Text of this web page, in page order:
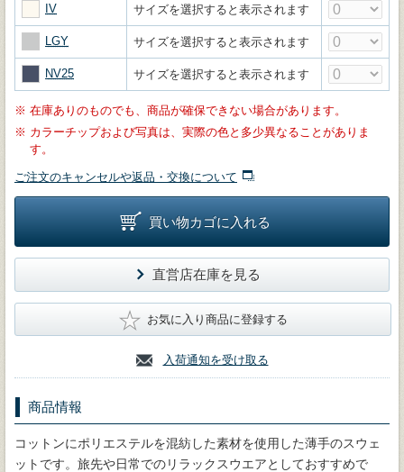
IV サイズを選択すると表示されます
LGY サイズを選択すると表示されます
NV25 サイズを選択すると表示されます
※ 在庫ありのものでも、商品が確保できない場合があります。
※ カラーチップおよび写真は、実際の色と多少異なることがありま
す。
ご注文のキャンセルや返品・交換について
買い物カゴに入れる
直営店在庫を見る
★ お気に入り商品に登録する
入荷通知を受け取る
商品情報
コットンにポリエステルを混紡した素材を使用した薄手のスウェ
ットです。旅先や日常でのリラックスウエアとしておすすめで